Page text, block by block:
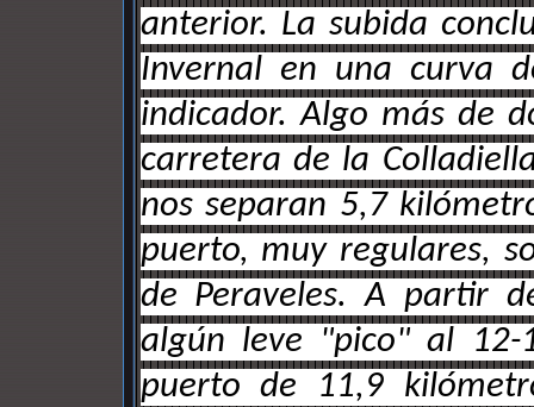
anterior. La subida
Invernal en una curva
indicador. Algo más de
carretera de la
nos separan 5,7
puerto, muy regulares,
de Peraveles. A partir
algún leve "pico" al 12-
puerto de 11,9